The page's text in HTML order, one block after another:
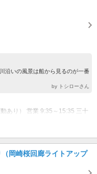
沿いの風景は船から見るのが一番
by トシローさん
あり） 営業 9:35～15:35 三十
て終了時間に変更あり）
岡崎桜回廊ライトアップ